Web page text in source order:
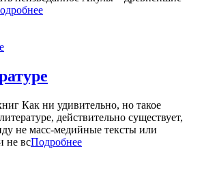
Как ни удивительно, но такое
действительно существует,
не масс-медийные тексты или
не всПодробнее